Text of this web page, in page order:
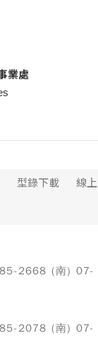
業處
型錄下載 線
2668 (南) 07-
2078 (南) 07-